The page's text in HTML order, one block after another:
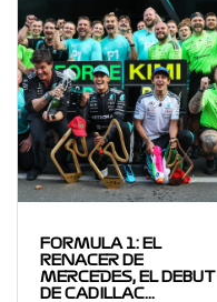
FORMULA 1: EL
RENACER DE
MERCEDES, EL DEBUT
DE CADILLAC…